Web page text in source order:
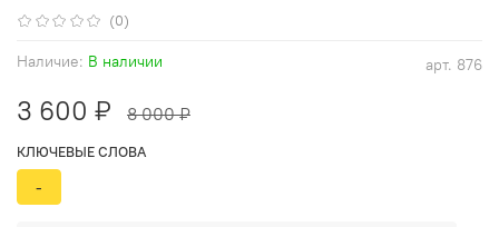
(0)
арт. 876
Наличие: В наличии
3 600 ₽ 8 000 ₽
КЛЮЧЕВЫЕ СЛОВА
-